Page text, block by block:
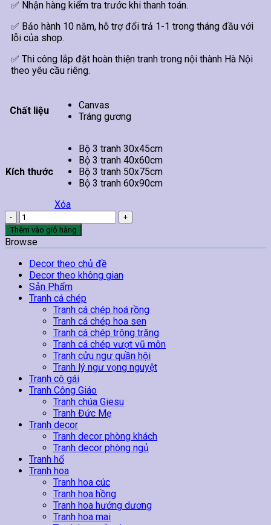
✅ Nhận hàng kiểm tra trước khi thanh toán.
✅ Bảo hành 10 năm, hỗ trợ đổi trả 1-1 trong tháng đầu với
lỗi của shop.
✅ Thi công lắp đặt hoàn thiện tranh trong nội thành Hà Nội
theo yêu cầu riêng.
Chất liệu
Canvas
Tráng gương
Kích thước
Bộ 3 tranh 30x45cm
Bộ 3 tranh 40x60cm
Bộ 3 tranh 50x75cm
Bộ 3 tranh 60x90cm
Xóa
Tranh
Ride
The
Wind
And
Wavese
số
lượng
Thêm vào giỏ hàng
Browse
Decor theo chủ đề
Decor theo không gian
Sản Phẩm
Tranh cá chép
Tranh cá chép hoá rồng
Tranh cá chép hoa sen
Tranh cá chép trông trăng
Tranh cá chép vượt vũ môn
Tranh cửu ngư quần hội
Tranh lý ngư vọng nguyệt
Tranh cô gái
Tranh Công Giáo
Tranh chúa Giesu
Tranh Đức Mẹ
Tranh decor
Tranh decor phòng khách
Tranh decor phòng ngủ
Tranh hổ
Tranh hoa
Tranh hoa cúc
Tranh hoa hồng
Tranh hoa hướng dương
Tranh hoa mai